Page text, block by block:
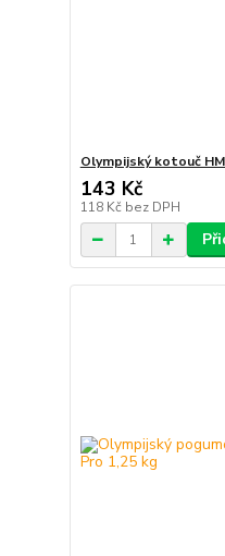
Olympijský kotouč
143 Kč
118 Kč bez DPH